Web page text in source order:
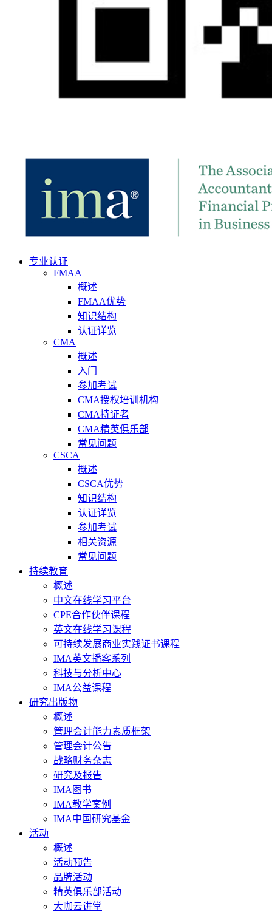
专业认证
FMAA
概述
FMAA优势
知识结构
认证详览
CMA
概述
入门
参加考试
CMA授权培训机构
CMA持证者
CMA精英俱乐部
常见问题
CSCA
概述
CSCA优势
知识结构
认证详览
参加考试
相关资源
常见问题
持续教育
概述
中文在线学习平台
CPE合作伙伴课程
英文在线学习课程
可持续发展商业实践证书课程
IMA英文播客系列
科技与分析中心
IMA公益课程
研究出版物
概述
管理会计能力素质框架
管理会计公告
战略财务杂志
研究及报告
IMA图书
IMA教学案例
IMA中国研究基金
活动
概述
活动预告
品牌活动
精英俱乐部活动
大咖云讲堂